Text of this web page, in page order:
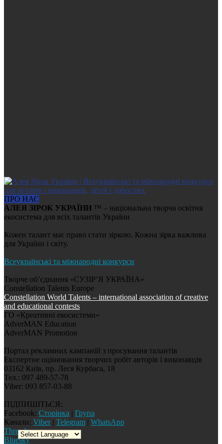
ПРО НАС
АЛЕЯ ЗІРОК УКРАЇНИ ™ – національна творча освітня
екосистема для всіх талантів України
Кожен талант має право стати зіркою. Кожна зірка важлива
для України і світу.
Всеукраїнські та міжнародні конкурси
Творче об’єднання «СУЗІР’Я УКРАЇНА»
Constellation Talents Europe
Constellation World Talents – international association of creative
and educational contests
ГО «Креативні екосистеми»
AdverMAN Education
AdverMAN Promotion
Портал рекламних кампаній з просування талантів
Експертне оцінювання творчих робіт авторів і виконавців
03162 Київ, пр. Леся Курбаса, 18
Тел.: 097 489-57-78
Viber: 093 857-03-88
ПІДПИШІТЬСЯ:
Facebook: Сторінка | Група
Канали: Viber| Telegram | WhatsApp
Threads
Bluesky